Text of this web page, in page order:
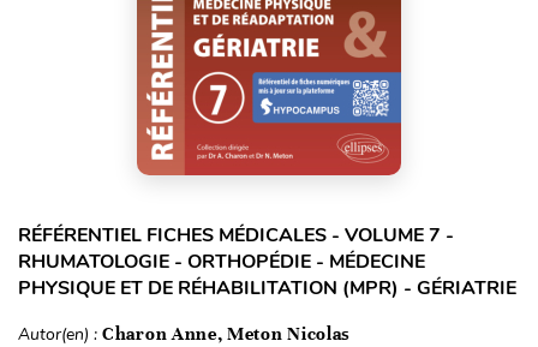
RÉFÉRENTIEL FICHES MÉDICALES - VOLUME 7 -
RHUMATOLOGIE - ORTHOPÉDIE - MÉDECINE
PHYSIQUE ET DE RÉHABILITATION (MPR) - GÉRIATRIE
Autor(en) : Charon Anne, Meton Nicolas